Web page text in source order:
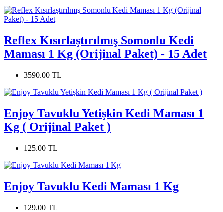
Reflex Kısırlaştırılmış Somonlu Kedi
Maması 1 Kg (Orijinal Paket) - 15 Adet
3590.00 TL
Enjoy Tavuklu Yetişkin Kedi Maması 1
Kg ( Orijinal Paket )
125.00 TL
Enjoy Tavuklu Kedi Maması 1 Kg
129.00 TL